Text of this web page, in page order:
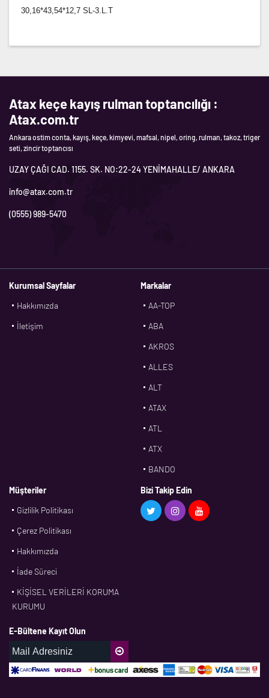
30,16*43,54*12,7 SL-3.L.T
Atax keçe kayış rulman toptancılığı :
Atax.com.tr
Ankara ostim conta, kayış, keçe, kimyevi, mafsal, nipel, oring, rulman, takoz, triger
seti, zincir toptancısı
UZAY ÇAĞI CAD. 1155. SK. NO:22-24 YENİMAHALLE/ ANKARA
info@atax.com.tr
(0555) 989-5470
Kurumsal Sayfalar
Hakkımızda
İletişim
Markalar
AA-TOP
ABA
AKROS
ALLES
ALT
ATAX
ATL
ATX
BANDO
BMS
CDF
DPH
Müşteriler
Gizlilik Politikası
Çerez Politikası
Hakkımızda
İade Süreci
KİŞİSEL VERİLERİ KORUMA
KURUMU
Bizi Takip Edin
E-Bültene Kayıt Olun